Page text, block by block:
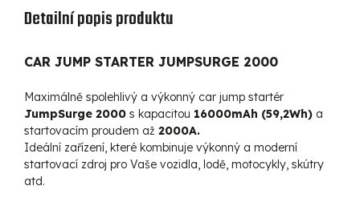
Detailní popis produktu
CAR JUMP STARTER JUMPSURGE 2000
Maximálně spolehlivý a výkonný car jump startér
JumpSurge 2000 s kapacitou 16000mAh (59,2Wh) a
startovacím proudem až 2000A.
Ideální zařízení, které kombinuje výkonný a moderní
startovací zdroj pro Vaše vozidla, lodě, motocykly, skútry
atd.